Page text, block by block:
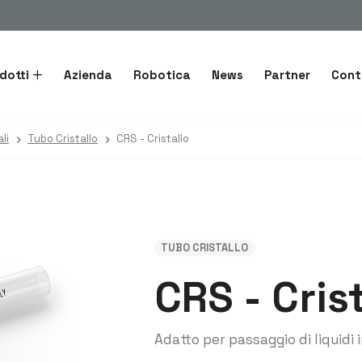
Azienda Robotica News Partner
Tubo Cristallo CRS - Cristallo
TUBO CRISTALLO
CRS -
Adatto per passaggio di liquidi